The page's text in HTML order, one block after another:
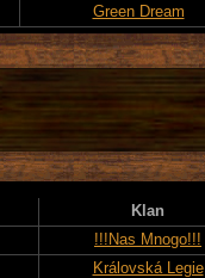
Green Dream
Klan
!!!Nas Mnogo!!!
Královská Legie